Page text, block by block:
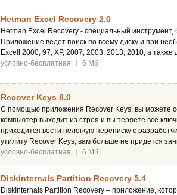
Hetman Excel Recovery 2.0
Hetman Excel Recovery - специальный
Приложение ведет поиск по всему диску и при
Excell 2000, 97, XP, 2007, 2003, 2013, 2010, а
условно-бесплатная
| 6 Мб |
Recover Keys 8.0
С помощью приложения Recover Keys, вы можете
компьютер выходит из строя и вы теряете все
приходится вести нелегкую переписку с
утилиту Recover Keys, вам больше не придется
условно-бесплатная
| 6 Мб |
DiskInternals Partition Recovery 5.4
DiskInternals Partition Recovery – приложение,